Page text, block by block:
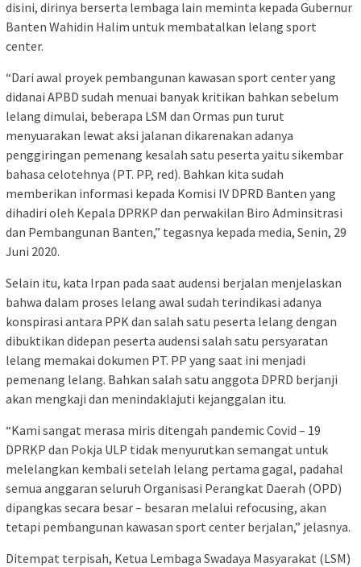
disini, dirinya berserta lembaga lain meminta kepada Gubernur
Banten Wahidin Halim untuk membatalkan lelang sport
center.
“Dari awal proyek pembangunan kawasan sport center yang
didanai APBD sudah menuai banyak kritikan bahkan sebelum
lelang dimulai, beberapa LSM dan Ormas pun turut
menyuarakan lewat aksi jalanan dikarenakan adanya
penggiringan pemenang kesalah satu peserta yaitu sikembar
bahasa celotehnya (PT. PP, red). Bahkan kita sudah
memberikan informasi kepada Komisi IV DPRD Banten yang
dihadiri oleh Kepala DPRKP dan perwakilan Biro Adminsitrasi
dan Pembangunan Banten,” tegasnya kepada media, Senin, 29
Juni 2020.
Selain itu, kata Irpan pada saat audensi berjalan menjelaskan
bahwa dalam proses lelang awal sudah terindikasi adanya
konspirasi antara PPK dan salah satu peserta lelang dengan
dibuktikan didepan peserta audensi salah satu persyaratan
lelang memakai dokumen PT. PP yang saat ini menjadi
pemenang lelang. Bahkan salah satu anggota DPRD berjanji
akan mengkaji dan menindaklajuti kejanggalan itu.
“Kami sangat merasa miris ditengah pandemic Covid – 19
DPRKP dan Pokja ULP tidak menyurutkan semangat untuk
melelangkan kembali setelah lelang pertama gagal, padahal
semua anggaran seluruh Organisasi Perangkat Daerah (OPD)
dipangkas secara besar – besaran melalui refocusing, akan
tetapi pembangunan kawasan sport center berjalan,” jelasnya.
Ditempat terpisah, Ketua Lembaga Swadaya Masyarakat (LSM)